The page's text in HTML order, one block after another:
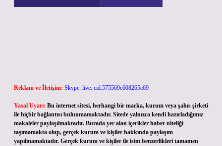
Reklam ve İletişim: Skype: live:.cid.575569c608265c69
Yasal Uyarı: Bu internet sitesi, herhangi bir marka, kurum veya şahıs şirketi
ile hiçbir bağlantısı bulunmamaktadır. Sitede yalnızca kendi hazırladığımız
makaleler paylaşılmaktadır. Burada yer alan içerikler haber niteliği
taşımamakta olup, gerçek kurum ve kişiler hakkında paylaşım
yapılmamaktadır. Gerçek kurum ve kişiler ile isim benzerlikleri tamamen